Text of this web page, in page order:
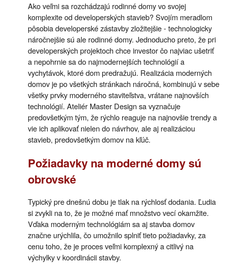
Ako veľmi sa rozchádzajú rodinné domy vo svojej
komplexite od developerských stavieb? Svojím meradlom
pôsobia developerské zástavby zložitejšie - technologicky
náročnejšie sú ale rodinné domy. Jednoducho preto, že pri
developerských projektoch chce investor čo najviac ušetriť
a nepohrnie sa do najmodernejších technológií a
vychytávok, ktoré dom predražujú. Realizácia moderných
domov je po všetkých stránkach náročná, kombinujú v sebe
všetky prvky moderného staviteľstva, vrátane najnovších
technológií. Ateliér Master Design sa vyznačuje
predovšetkým tým, že rýchlo reaguje na najnovšie trendy a
vie ich aplikovať nielen do návrhov, ale aj realizáciou
stavieb, predovšetkým domov na kľúč.
Požiadavky na moderné domy sú
obrovské
Typický pre dnešnú dobu je tlak na rýchlosť dodania. Ľudia
si zvykli na to, že je možné mať množstvo vecí okamžite.
Vďaka moderným technológiám sa aj stavba domov
značne urýchlila, čo umožnilo splniť tieto požiadavky, za
cenu toho, že je proces veľmi komplexný a citlivý na
výchylky v koordinácii stavby.